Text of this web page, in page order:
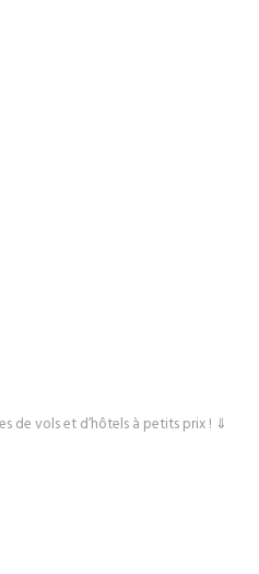
de vols et d’hôtels à petits prix ! ⇓